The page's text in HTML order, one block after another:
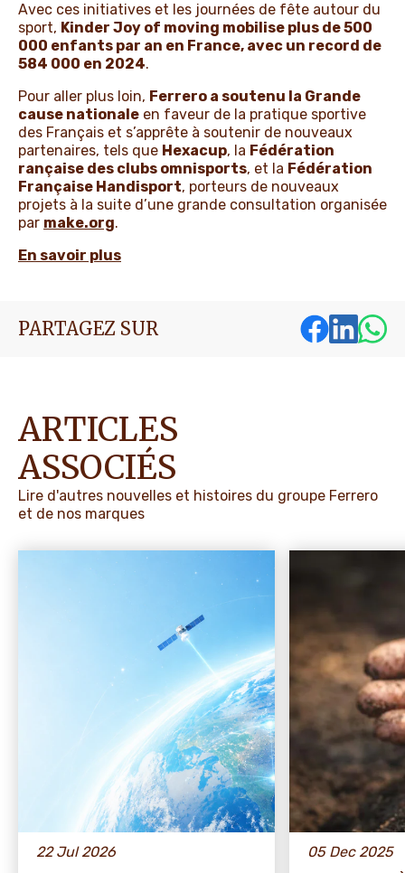
Avec ces initiatives et les journées de fête autour du
sport, Kinder Joy of moving mobilise plus de 500
000 enfants par an en France, avec un record de
584 000 en 2024.
Pour aller plus loin, Ferrero a soutenu la Grande
cause nationale en faveur de la pratique sportive
des Français et s’apprête à soutenir de nouveaux
partenaires, tels que Hexacup, la Fédération
rançaise des clubs omnisports, et la Fédération
Française Handisport, porteurs de nouveaux
projets à la suite d’une grande consultation organisée
par make.org.
En savoir plus
PARTAGEZ SUR
ARTICLES
ASSOCIÉS
Lire d'autres nouvelles et histoires du groupe Ferrero
et de nos marques
22 Jul 2026
05 Dec 2025